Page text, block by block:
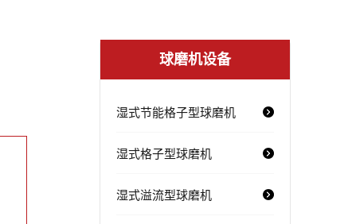
球磨机设备
湿式节能格子型球磨机
湿式格子型球磨机
湿式溢流型球磨机